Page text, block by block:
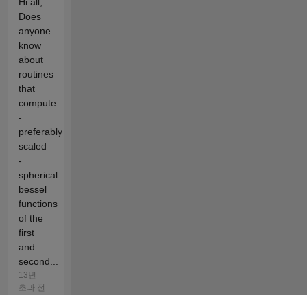
Hi all,
Does
anyone
know
about
routines
that
compute
-
preferably
scaled
-
spherical
bessel
functions
of the
first
and
second...
13년
초과 전